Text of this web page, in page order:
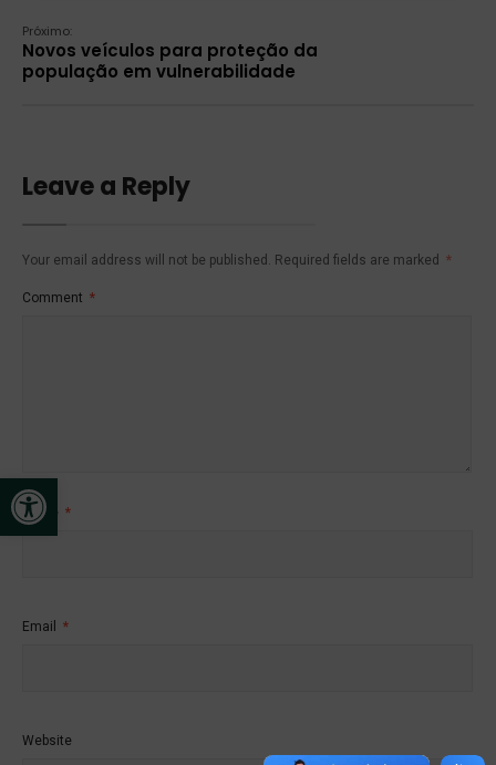
Open toolbar
Próximo:
Novos veículos para proteção da
população em vulnerabilidade
Leave a Reply
Your email address will not be published. Required fields are marked *
Comment *
Name *
Email *
Website